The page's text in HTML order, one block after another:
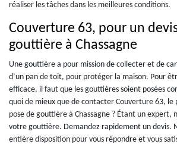
réaliser les tâches dans les meilleures conditions.
Couverture 63, pour un
gouttière à Chassagne
Une gouttière a pour mission de collecter et de
d’un pan de toit, pour protéger la maison. Pour
efficace, il faut que les gouttières soient posées
quoi de mieux que de contacter Couverture 63, le
pose de gouttière à Chassagne ? Étant un expert,
votre gouttière. Demandez rapidement un devis.
entière disposition pour vous répondre et vous